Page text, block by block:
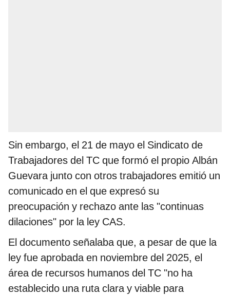
Sin embargo, el 21 de mayo el Sindicato de
Trabajadores del TC que formó el propio Albán
Guevara junto con otros trabajadores emitió un
comunicado en el que expresó su
preocupación y rechazo ante las "continuas
dilaciones" por la ley CAS.
El documento señalaba que, a pesar de que la
ley fue aprobada en noviembre del 2025, el
área de recursos humanos del TC "no ha
establecido una ruta clara y viable para